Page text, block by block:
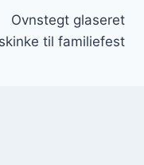
Ovnstegt glaseret
skinke til familiefest